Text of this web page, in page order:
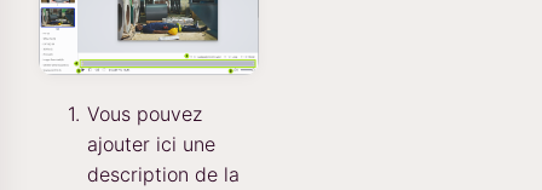
Vous pouvez
ajouter ici une
description de la